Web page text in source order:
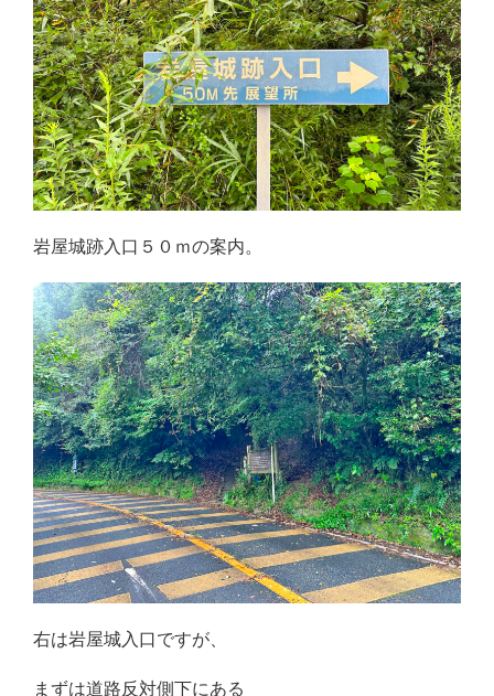
岩屋城跡入口５０ｍの案内。
右は岩屋城入口ですが、
まずは道路反対側下にある